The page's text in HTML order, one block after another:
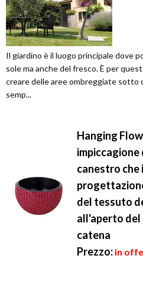
Il giardino è il luogo principale dove
sole ma anche del fresco. È per
creare delle aree ombreggiate sotto
semp...
Hanging
canestro che
del tessuto
all'aperto del
catena
Prezzo: in